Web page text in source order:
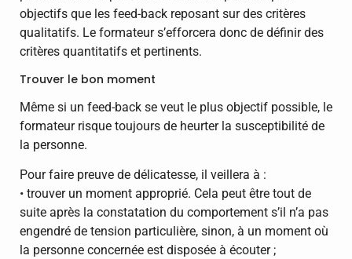
objectifs que les feed-back reposant sur des critères
qualitatifs. Le formateur s’efforcera donc de définir des
critères quantitatifs et pertinents.
Trouver le bon moment
Même si un feed-back se veut le plus objectif possible, le
formateur risque toujours de heurter la susceptibilité de
la personne.
Pour faire preuve de délicatesse, il veillera à :
• trouver un moment approprié. Cela peut être tout de
suite après la constatation du comportement s’il n’a pas
engendré de tension particulière, sinon, à un moment où
la personne concernée est disposée à écouter ;